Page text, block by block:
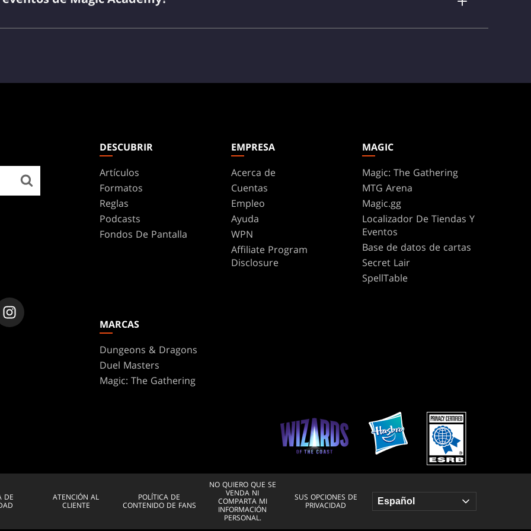
Magic: The Gathering Arena
DESCUBRIR
Artículos
Formatos
Reglas
Podcasts
Fondos De Pantalla
EMPRESA
Acerca de
Cuentas
Empleo
Ayuda
WPN
Affiliate Program
Disclosure
MAGIC
Magic: The Gathering
MTG Arena
Magic.gg
Localizador De Tiendas Y
Eventos
Base de datos de cartas
Secret Lair
SpellTable
MARCAS
Dungeons & Dragons
Duel Masters
Magic: The Gathering
DE
ATENCIÓN AL
CLIENTE
POLÍTICA DE
CONTENIDO DE FANS
NO QUIERO QUE SE
VENDA NI
COMPARTA MI
INFORMACIÓN
PERSONAL.
SUS OPCIONES DE
PRIVACIDAD